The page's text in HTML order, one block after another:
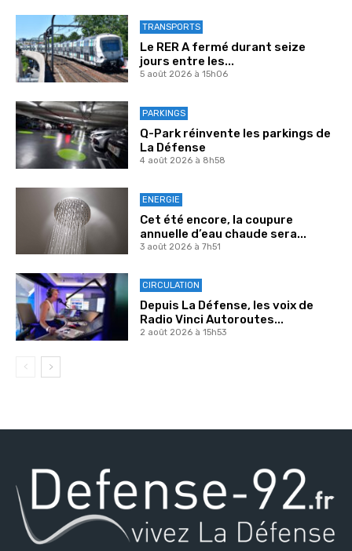
TRANSPORTS
Le RER A fermé durant seize
jours entre les...
5 août 2026 à 15h06
PARKINGS
Q-Park réinvente les parkings de
La Défense
4 août 2026 à 8h58
ENERGIE
Cet été encore, la coupure
annuelle d’eau chaude sera...
3 août 2026 à 7h51
CIRCULATION
Depuis La Défense, les voix de
Radio Vinci Autoroutes...
2 août 2026 à 15h53